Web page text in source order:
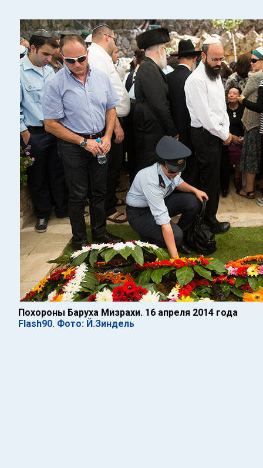
Похороны Баруха Мизрахи. 16 апреля 2014 года
Flash90. Фото: Й.Зиндель